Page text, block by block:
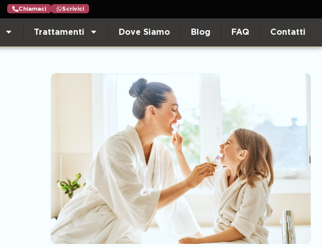
Chiamaci Scrivici
Trattamenti Dove Siamo Blog FAQ Contatti